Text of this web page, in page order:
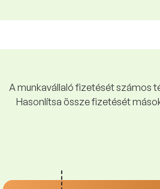
A munkavállaló fizetését számos
Hasonlítsa össze fizetését